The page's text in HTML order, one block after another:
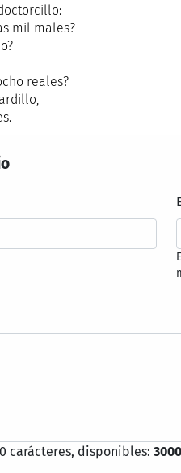
mil males?
reales?
carácteres, disponibles: 3000